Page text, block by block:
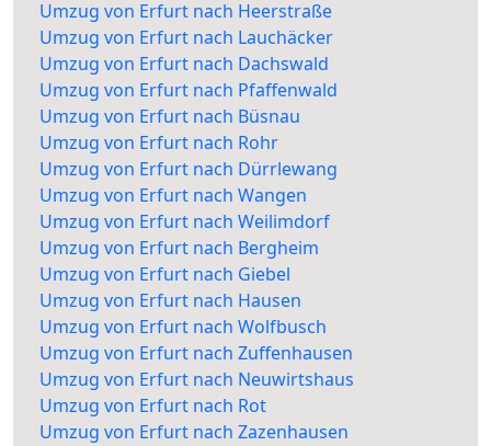
Umzug von Erfurt nach Heerstraße
Umzug von Erfurt nach Lauchäcker
Umzug von Erfurt nach Dachswald
Umzug von Erfurt nach Pfaffenwald
Umzug von Erfurt nach Büsnau
Umzug von Erfurt nach Rohr
Umzug von Erfurt nach Dürrlewang
Umzug von Erfurt nach Wangen
Umzug von Erfurt nach Weilimdorf
Umzug von Erfurt nach Bergheim
Umzug von Erfurt nach Giebel
Umzug von Erfurt nach Hausen
Umzug von Erfurt nach Wolfbusch
Umzug von Erfurt nach Zuffenhausen
Umzug von Erfurt nach Neuwirtshaus
Umzug von Erfurt nach Rot
Umzug von Erfurt nach Zazenhausen